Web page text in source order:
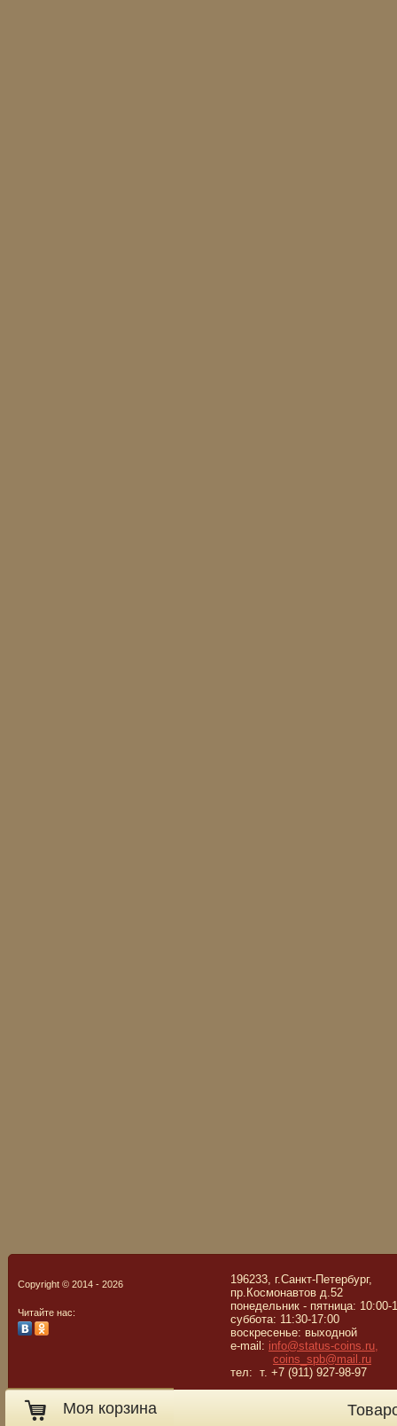
Copyright © 2014 - 2026
Читайте нас:
196233, г.Санкт-Петербург,
пр.Космонавтов д.52
понедельник - пятница: 10:00-
суббота: 11:30-17:00
воскресенье: выходной
e-mail: info@status-coins.ru,
coins_spb@mail.ru
тел: т. +7 (911) 927-98-97
Моя корзина